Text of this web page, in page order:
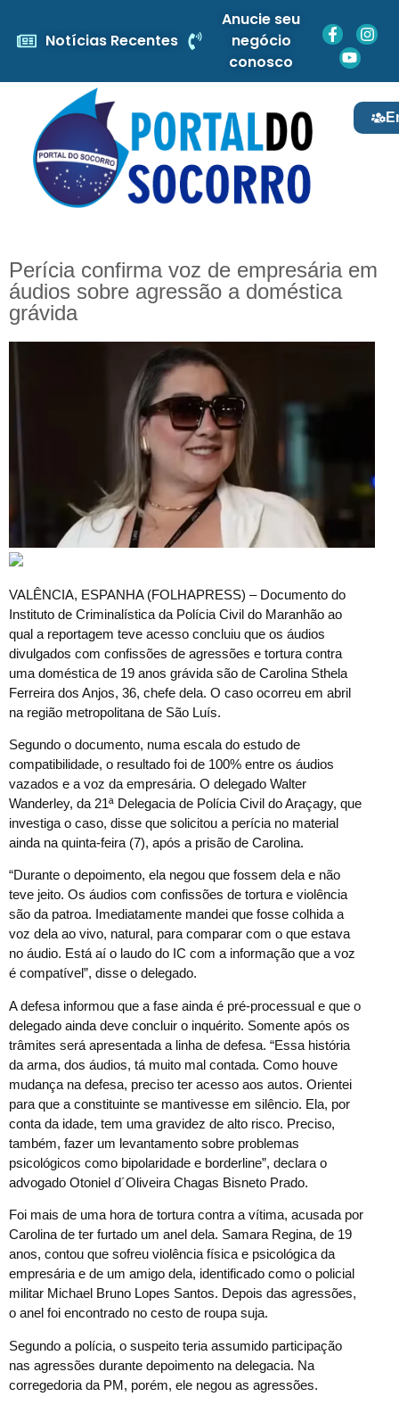
Notícias Recentes
Anucie seu
negócio
conosco
Perícia confirma voz de empresária em
áudios sobre agressão a doméstica
grávida
VALÊNCIA, ESPANHA (FOLHAPRESS) – Documento do
Instituto de Criminalística da Polícia Civil do Maranhão ao
qual a reportagem teve acesso concluiu que os áudios
divulgados com confissões de agressões e tortura contra
uma doméstica de 19 anos grávida são de Carolina Sthela
Ferreira dos Anjos, 36, chefe dela. O caso ocorreu em abril
na região metropolitana de São Luís.
Segundo o documento, numa escala do estudo de
compatibilidade, o resultado foi de 100% entre os áudios
vazados e a voz da empresária. O delegado Walter
Wanderley, da 21ª Delegacia de Polícia Civil do Araçagy, que
investiga o caso, disse que solicitou a perícia no material
ainda na quinta-feira (7), após a prisão de Carolina.
“Durante o depoimento, ela negou que fossem dela e não
teve jeito. Os áudios com confissões de tortura e violência
são da patroa. Imediatamente mandei que fosse colhida a
voz dela ao vivo, natural, para comparar com o que estava
no áudio. Está aí o laudo do IC com a informação que a voz
é compatível”, disse o delegado.
A defesa informou que a fase ainda é pré-processual e que o
delegado ainda deve concluir o inquérito. Somente após os
trâmites será apresentada a linha de defesa. “Essa história
da arma, dos áudios, tá muito mal contada. Como houve
mudança na defesa, preciso ter acesso aos autos. Orientei
para que a constituinte se mantivesse em silêncio. Ela, por
conta da idade, tem uma gravidez de alto risco. Preciso,
também, fazer um levantamento sobre problemas
psicológicos como bipolaridade e borderline”, declara o
advogado Otoniel d´Oliveira Chagas Bisneto Prado.
Foi mais de uma hora de tortura contra a vítima, acusada por
Carolina de ter furtado um anel dela. Samara Regina, de 19
anos, contou que sofreu violência física e psicológica da
empresária e de um amigo dela, identificado como o policial
militar Michael Bruno Lopes Santos. Depois das agressões,
o anel foi encontrado no cesto de roupa suja.
Segundo a polícia, o suspeito teria assumido participação
nas agressões durante depoimento na delegacia. Na
corregedoria da PM, porém, ele negou as agressões.